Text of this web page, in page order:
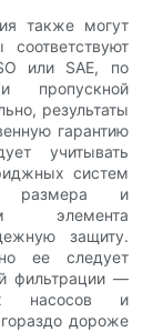
также могут
или SAE, по
пропускной
результаты
гарантию
учитывать
систем
размера и
элемента
защиту.
ее следует
фильтрации —
насосов и
дороже